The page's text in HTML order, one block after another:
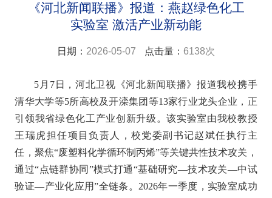
《河北新闻联播》报道：燕赵绿色化工
实验室 激活产业新动能
日期： 2026-05-07 点击量： 6138次
5月7日，河北卫视《河北新闻联播》报道我校携手
清华大学等5所高校及开滦集团等13家行业龙头企业，正
引领我省绿色化工产业创新升级。该实验室由我校教授
王瑞虎担任项目负责人，校党委副书记赵斌任执行主
任，聚焦“废塑料化学循环制丙烯”等关键共性技术攻关，
通过“点链群协同”模式打通“基础研究—技术攻关—中试
验证—产业化应用”全链条。2026年一季度，实验室成功